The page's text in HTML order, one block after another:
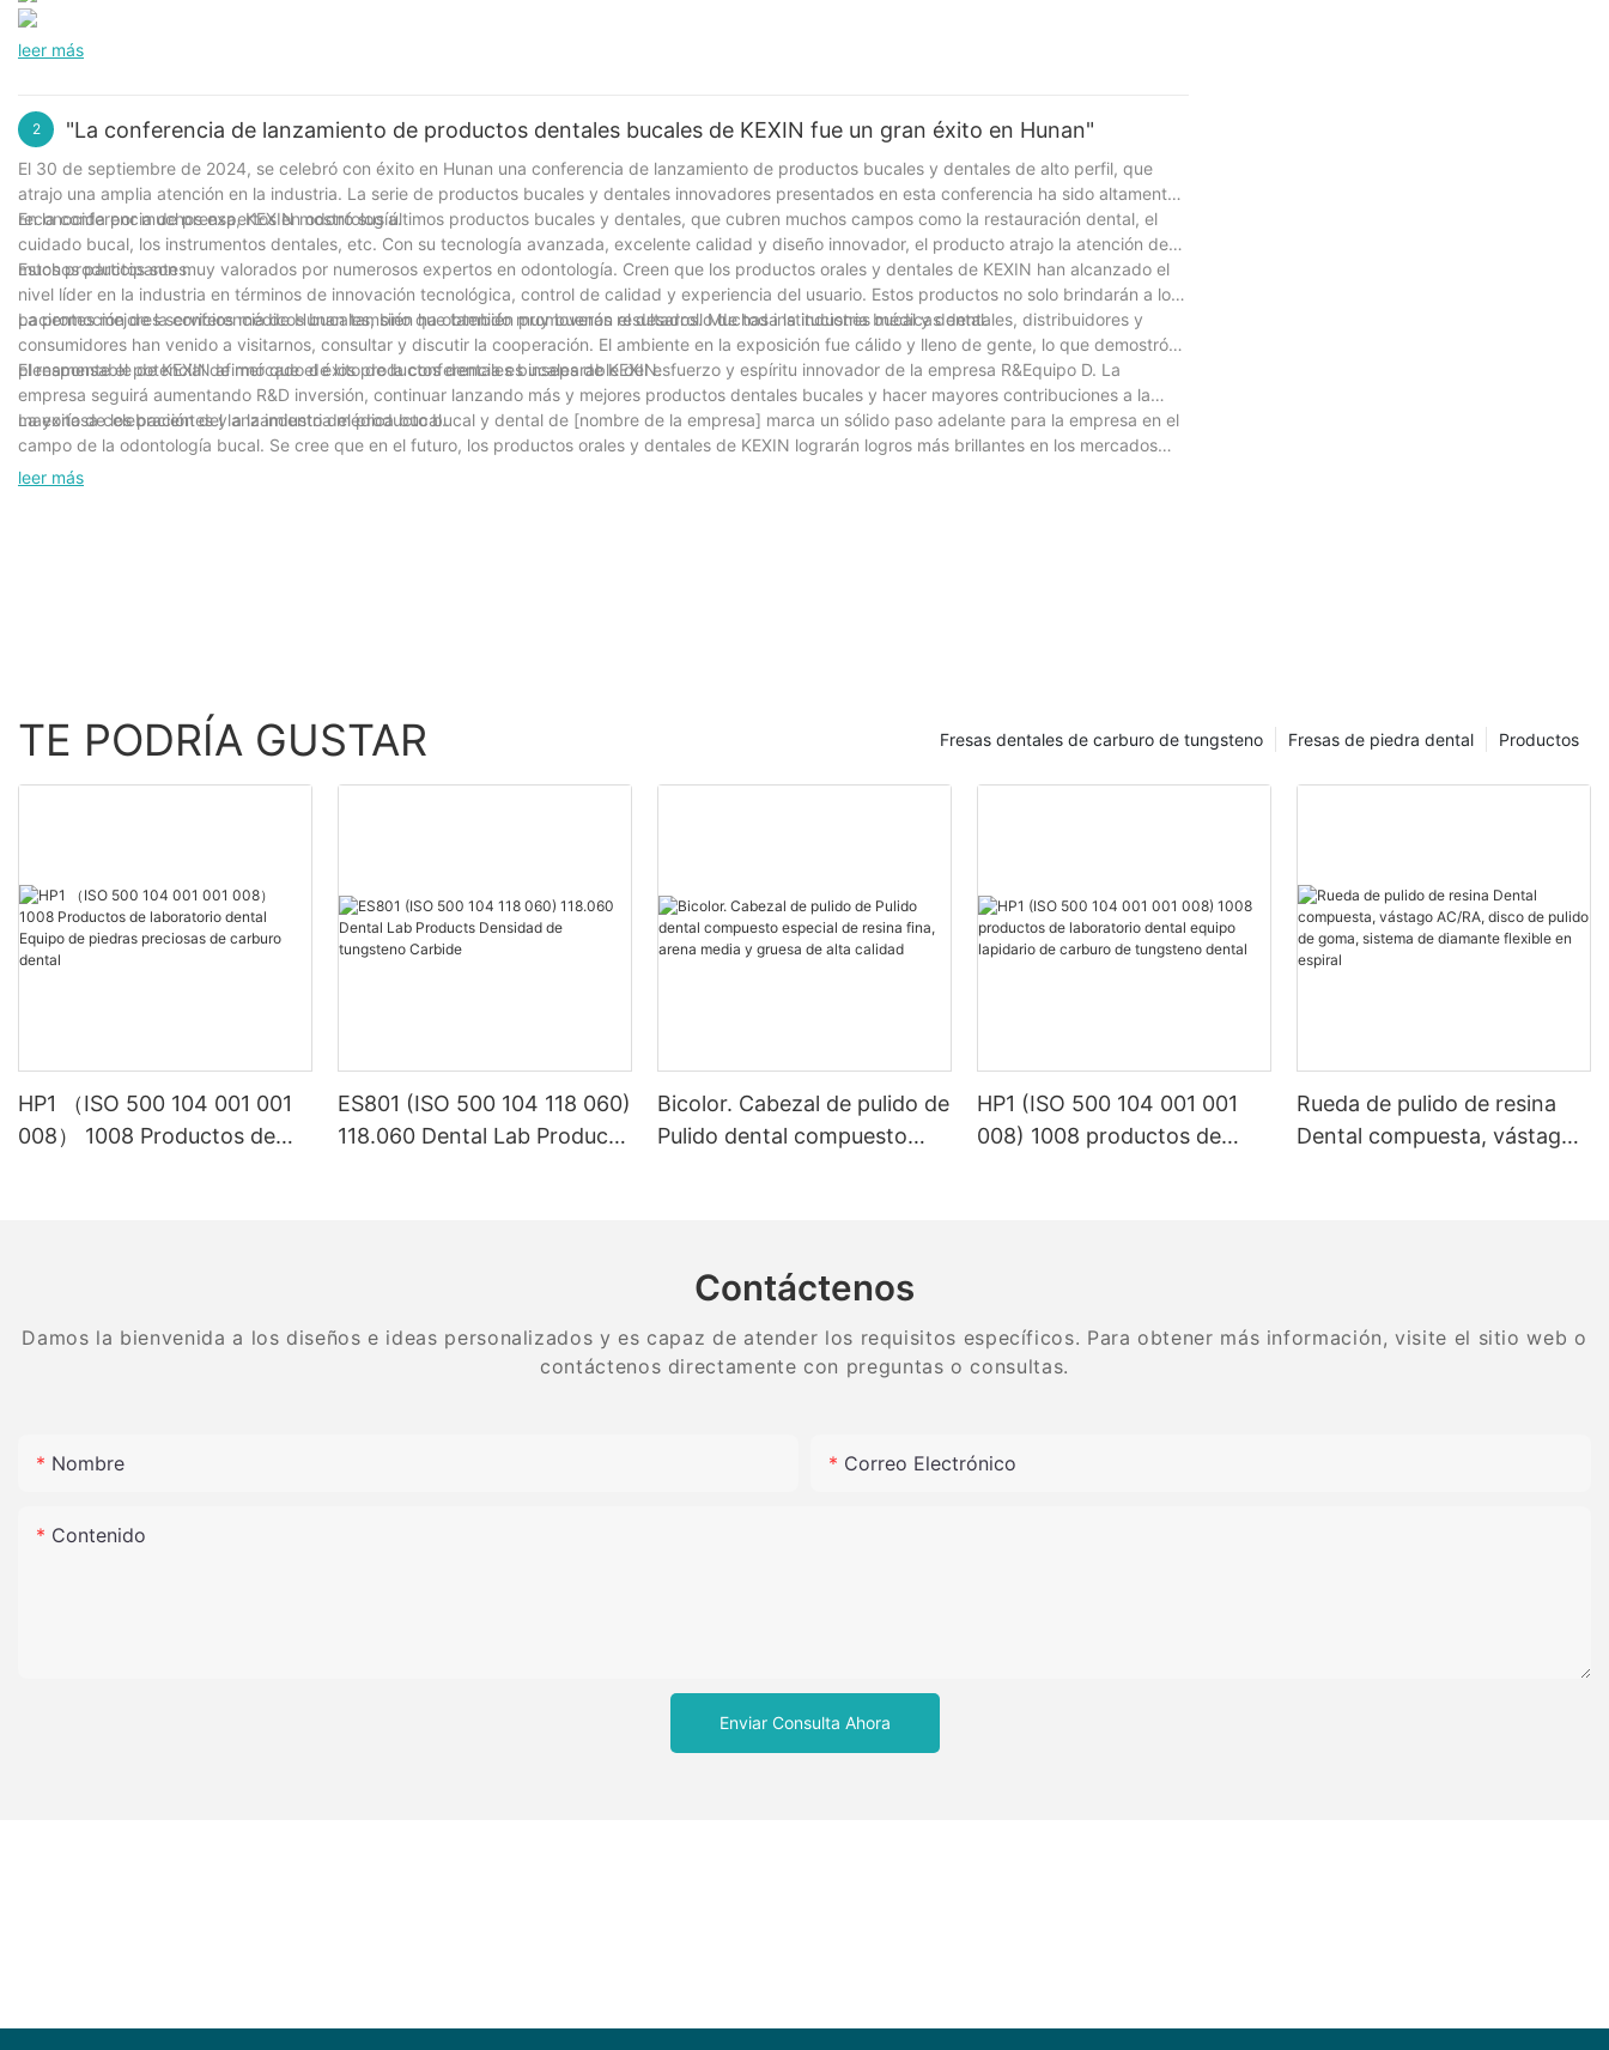
leer más
2 "La conferencia de lanzamiento de productos dentales bucales de KEXIN fue un gran éxito en Hunan"
El 30 de septiembre de 2024, se celebró con éxito en Hunan una conferencia de lanzamiento de productos bucales y dentales de alto perfil, que
atrajo una amplia atención en la industria. La serie de productos bucales y dentales innovadores presentados en esta conferencia ha sido altamente
reconocida por muchos expertos en odontología.
En la conferencia de prensa, KEXIN mostró sus últimos productos bucales y dentales, que cubren muchos campos como la restauración dental, el
cuidado bucal, los instrumentos dentales, etc. Con su tecnología avanzada, excelente calidad y diseño innovador, el producto atrajo la atención de
muchos participantes.
Estos productos son muy valorados por numerosos expertos en odontología. Creen que los productos orales y dentales de KEXIN han alcanzado el
nivel líder en la industria en términos de innovación tecnológica, control de calidad y experiencia del usuario. Estos productos no solo brindarán a los
pacientes mejores servicios médicos bucales, sino que también promoverán el desarrollo de toda la industria bucal y dental.
La promoción de la conferencia de Hunan también ha obtenido muy buenos resultados. Muchas instituciones médicas dentales, distribuidores y
consumidores han venido a visitarnos, consultar y discutir la cooperación. El ambiente en la exposición fue cálido y lleno de gente, lo que demostró
plenamente el potencial de mercado de los productos dentales bucales de KEXIN.
El responsable de KEXIN afirmó que el éxito de la conferencia es inseparable del esfuerzo y espíritu innovador de la empresa R&Equipo D. La
empresa seguirá aumentando R&D inversión, continuar lanzando más y mejores productos dentales bucales y hacer mayores contribuciones a la
mayoría de los pacientes y a la industria médica bucal.
La exitosa celebración del lanzamiento del producto bucal y dental de [nombre de la empresa] marca un sólido paso adelante para la empresa en el
campo de la odontología bucal. Se cree que en el futuro, los productos orales y dentales de KEXIN lograrán logros más brillantes en los mercados
nacionales y globales.
leer más
TE PODRÍA GUSTAR Productos
Fresas de piedra dental
Fresas dentales de carburo de tungsteno
HP1 （ISO 500 104 001 001
008） 1008 Productos de
ES801 (ISO 500 104 118 060)
118.060 Dental Lab Products
Bicolor. Cabezal de pulido de
Pulido dental compuesto
HP1 (ISO 500 104 001 001
008) 1008 productos de
Rueda de pulido de resina
Dental compuesta, vástago
Contáctenos
Damos la bienvenida a los diseños e ideas personalizados y es capaz de atender los requisitos específicos. Para obtener más información, visite el sitio web o
contáctenos directamente con preguntas o consultas.
Nombre Correo Electrónico
Contenido
Enviar Consulta Ahora